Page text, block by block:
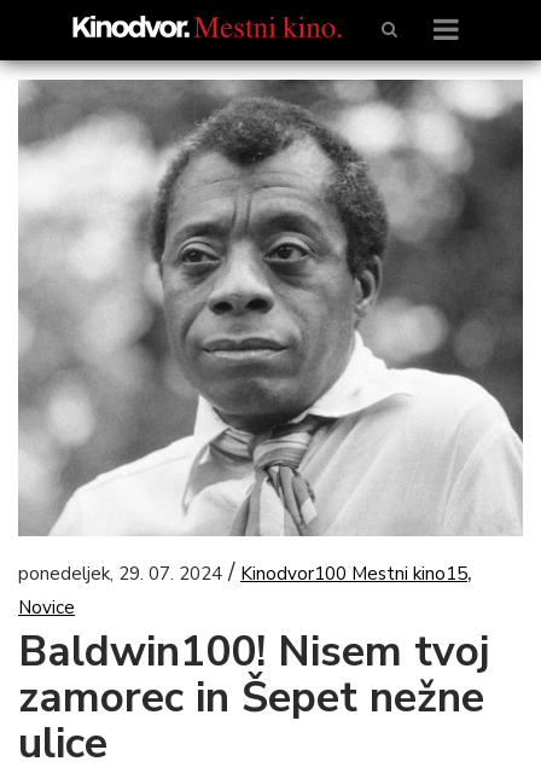
ponedeljek, 29. 07. 2024/ Kinodvor100 Mestni kino15,
Novice
Baldwin100! Nisem tvoj
zamorec in Šepet nežne
ulice